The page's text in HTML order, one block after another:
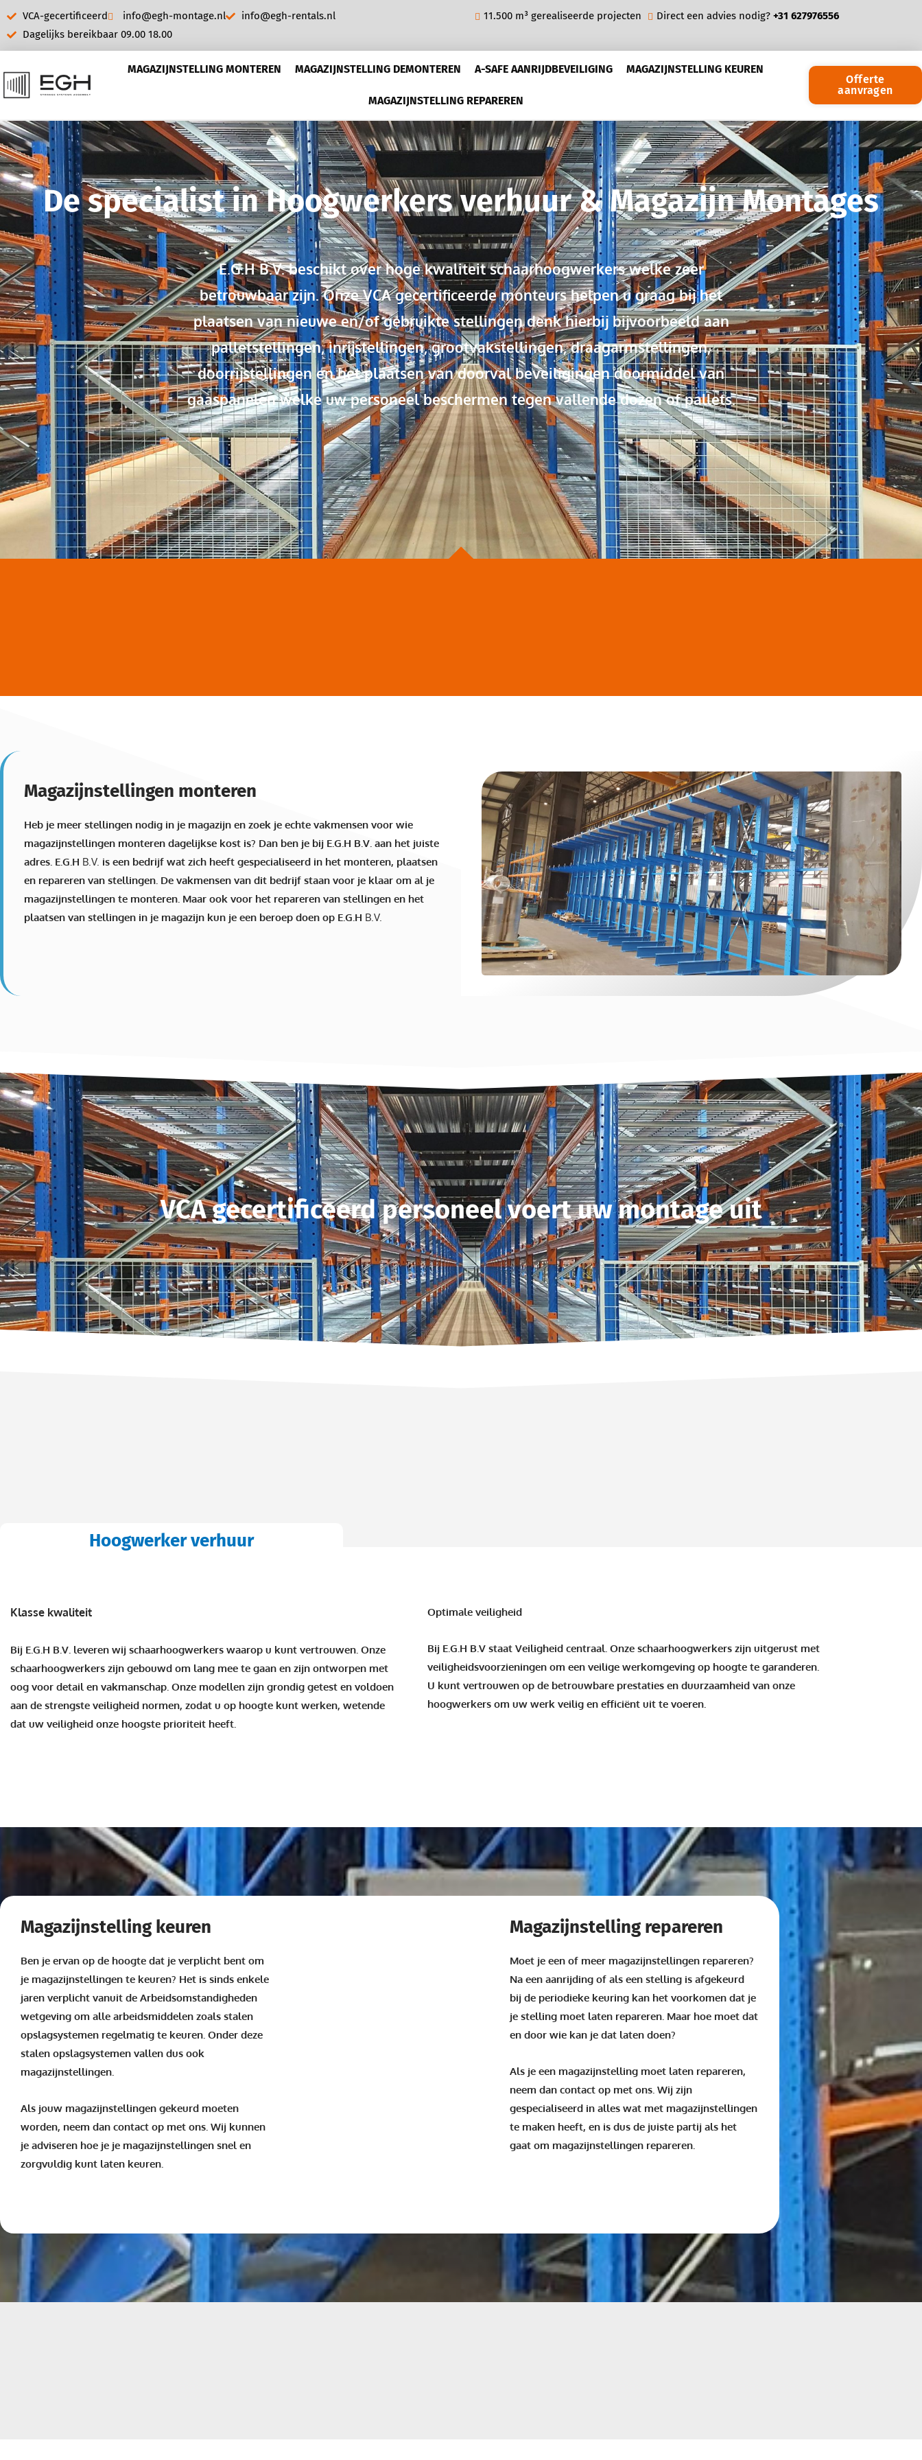
VCA-gecertificeerd info@egh-montage.nl
info@egh-rentals.nl
Dagelijks bereikbaar 09.00 18.00
11.500 m³ gerealiseerde projecten Direct een advies nodig? +31 627976556
MAGAZIJNSTELLING MONTEREN MAGAZIJNSTELLING DEMONTEREN A-SAFE AANRIJDBEVEILIGING MAGAZIJNSTELLING KEUREN
MAGAZIJNSTELLING REPAREREN
Offerte
aanvragen
De specialist in Hoogwerkers verhuur & Magazijn Montages
E.G.H B.V. beschikt over hoge kwaliteit schaarhoogwerkers welke zeer
betrouwbaar zijn. Onze VCA gecertificeerde monteurs helpen u graag bij het
plaatsen van nieuwe en/of gebruikte stellingen denk hierbij bijvoorbeeld aan
palletstellingen, inrijstellingen, grootvakstellingen, draagarmstellingen,
doorrijstellingen en het plaatsen van doorval beveiligingen doormiddel van
gaaspanelen welke uw personeel beschermen tegen vallende dozen of pallets.
Magazijnstellingen monteren
Heb je meer stellingen nodig in je magazijn en zoek je echte vakmensen voor wie
magazijnstellingen monteren dagelijkse kost is? Dan ben je bij E.G.H B.V. aan het juiste
adres. E.G.H B.V. is een bedrijf wat zich heeft gespecialiseerd in het monteren, plaatsen
en repareren van stellingen. De vakmensen van dit bedrijf staan voor je klaar om al je
magazijnstellingen te monteren. Maar ook voor het repareren van stellingen en het
plaatsen van stellingen in je magazijn kun je een beroep doen op E.G.H B.V.
VCA gecertificeerd personeel voert uw montage uit
Hoogwerker verhuur
Klasse kwaliteit
Bij E.G.H B.V. leveren wij schaarhoogwerkers waarop u kunt vertrouwen. Onze
schaarhoogwerkers zijn gebouwd om lang mee te gaan en zijn ontworpen met
oog voor detail en vakmanschap. Onze modellen zijn grondig getest en voldoen
aan de strengste veiligheid normen, zodat u op hoogte kunt werken, wetende
dat uw veiligheid onze hoogste prioriteit heeft.
Optimale veiligheid
Bij E.G.H B.V staat Veiligheid centraal. Onze schaarhoogwerkers zijn uitgerust met
veiligheidsvoorzieningen om een veilige werkomgeving op hoogte te garanderen.
U kunt vertrouwen op de betrouwbare prestaties en duurzaamheid van onze
hoogwerkers om uw werk veilig en efficiënt uit te voeren.
Magazijnstelling keuren
Ben je ervan op de hoogte dat je verplicht bent om
je magazijnstellingen te keuren? Het is sinds enkele
jaren verplicht vanuit de Arbeidsomstandigheden
wetgeving om alle arbeidsmiddelen zoals stalen
opslagsystemen regelmatig te keuren. Onder deze
stalen opslagsystemen vallen dus ook
magazijnstellingen.
Als jouw magazijnstellingen gekeurd moeten
worden, neem dan contact op met ons. Wij kunnen
je adviseren hoe je je magazijnstellingen snel en
zorgvuldig kunt laten keuren.
Magazijnstelling repareren
Moet je een of meer magazijnstellingen repareren?
Na een aanrijding of als een stelling is afgekeurd
bij de periodieke keuring kan het voorkomen dat je
je stelling moet laten repareren. Maar hoe moet dat
en door wie kan je dat laten doen?
Als je een magazijnstelling moet laten repareren,
neem dan contact op met ons. Wij zijn
gespecialiseerd in alles wat met magazijnstellingen
te maken heeft, en is dus de juiste partij als het
gaat om magazijnstellingen repareren.